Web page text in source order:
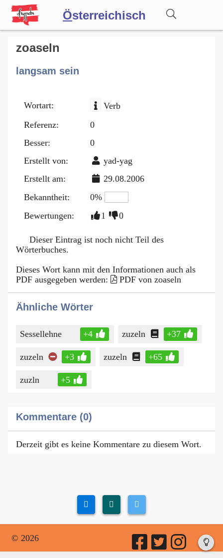
Österreichisch
Wörterbuch
Forum
Blog
zoaseln
langsam sein
Wortart:
Verb
Referenz:
0
Besser:
0
Erstellt von:
yad-yag
Erstellt am:
29.08.2006
Bekanntheit:
0%
Bewertungen:
1 0
Dieser Eintrag ist noch nicht Teil des
Wörterbuches.
Dieses Wort kann mit den Informationen auch als
PDF ausgegeben werden:
PDF von zoaseln
Ähnliche Wörter
Sessellehne +4 zuzeln +37
zuzeln +3 zuzeln +65
zuzln +5
Kommentare (0)
Derzeit gibt es keine Kommentare zu diesem Wort.
© 2026